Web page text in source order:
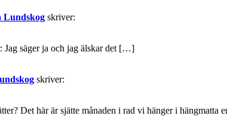
Lundskog skriver:
säger ja och jag älskar det […]
skriver:
Det här är sjätte månaden i rad vi hänger i